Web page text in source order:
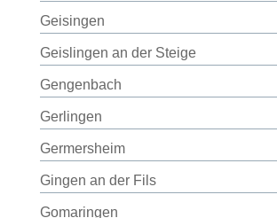
Geisingen
Geislingen an der Steige
Gengenbach
Gerlingen
Germersheim
Gingen an der Fils
Gomaringen